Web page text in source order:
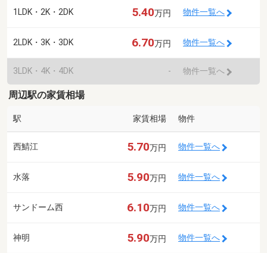
1LDK・2K・2DK 5.40万円 物件一覧へ
2LDK・3K・3DK 6.70万円 物件一覧へ
3LDK・4K・4DK - 物件一覧へ
周辺駅の家賃相場
駅 家賃相場 物件
西鯖江 5.70万円 物件一覧へ
水落 5.90万円 物件一覧へ
サンドーム西 6.10万円 物件一覧へ
神明 5.90万円 物件一覧へ